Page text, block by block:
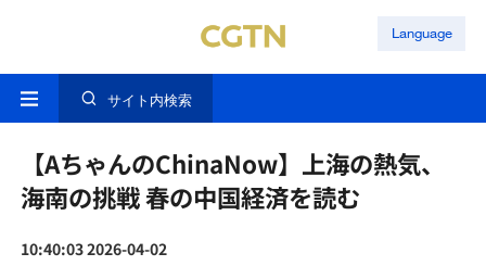
Language
サイト内検索
【AちゃんのChinaNow】上海の熱気、
海南の挑戦 春の中国経済を読む
10:40:03 2026-04-02